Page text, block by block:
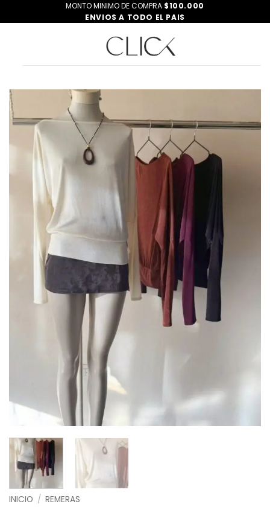
al
MONTO MINIMO DE COMPRA $100.000
ENVIOS A TODO EL PAIS
INICIO / REMERAS